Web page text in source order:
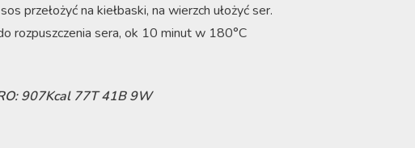
przełożyć na kiełbaski, na wierzch ułożyć ser.
rozpuszczenia sera, ok 10 minut w 180°C
907Kcal 77T 41B 9W